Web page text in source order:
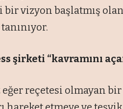
bir vizyon başlatmış
şirketi “kavramını
eğer reçetesi olmayan